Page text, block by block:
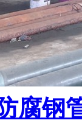
腐钢